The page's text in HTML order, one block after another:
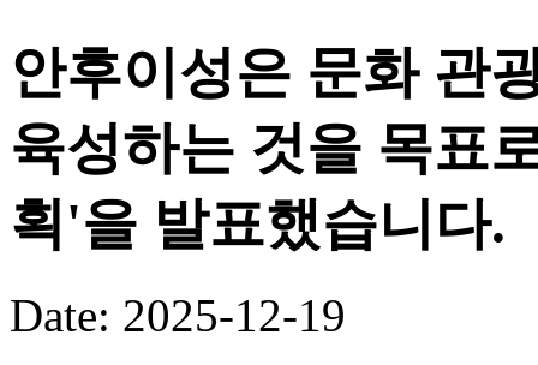
안후이성은 문화 관
육성하는 것을 목표
획'을 발표했습니다.
Date: 2025-12-19